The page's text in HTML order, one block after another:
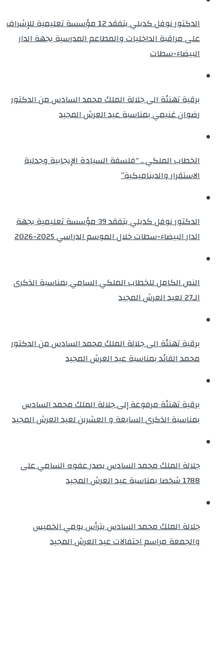
الدكتور نوفل كديلي يتفقد 12 مؤسسة تعليمية للإشراف
على مراقبة الداخليات والمطاعم المدرسية بجهة الدار
البيضاء-سطات
برقية تهنئة الى جلالة الملك محمد السادس من الدكتور
رضوان غنيمي بمناسبة عيد العرش المجيد
الخطاب الملكي .. “فلسفة السيادة الإيجابية وجدلية
الاستقرار والديناميكية”
الدكتور نوفل كديلي يتفقد 39 مؤسسة تعليمية بجهة
الدار البيضاء-سطات خلال الموسم الدراسي 2025-2026
النص الكامل للخطاب الملكي السامي بمناسبة الذكرى
الـ27 لعيد العرش المجيد
برقية تهنئة الى جلالة الملك محمد السادس من الدكتور
محمد الفائد بمناسبة عيد العرش المجيد
برقية تهنئة مرفوعة إلى جلالة الملك محمد السادس
بمناسبة الذكرى السابعة و العشرين لعيد العرش المجيد
جلالة الملك محمد السادس يصدر عفوه السامي على
1788 شخصا بمناسبة عيد العرش المجيد
جلالة الملك محمد السادس يترأس يومي الخميس
والجمعة مراسم احتفالات عيد العرش المجيد